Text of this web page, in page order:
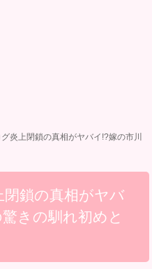
炎上閉鎖の真相がヤバイ!?嫁の市川
閉鎖の真相がヤバ
きの馴れ初めと